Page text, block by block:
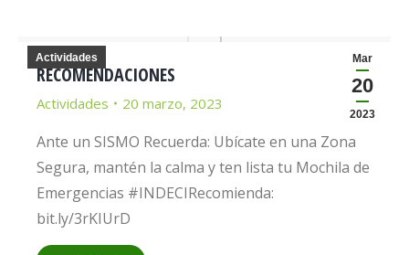
Mar
20
2023
Actividades
RECOMENDACIONES
Actividades 20 marzo, 2023
Ante un SISMO Recuerda: Ubícate en una Zona
Segura, mantén la calma y ten lista tu Mochila de
Emergencias #INDECIRecomienda:
bit.ly/3rKIUrD